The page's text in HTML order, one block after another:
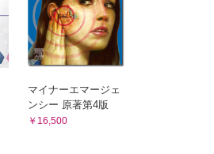
マイナーエマージェ
ンシー 原著第4版
￥16,500